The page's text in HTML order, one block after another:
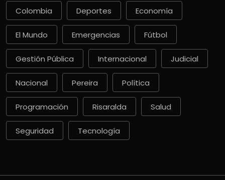
Colombia Deportes Economía
El Mundo Emergencias Fútbol
Gestión Pública Internacional Judicial
Nacional Pereira Política
Programación Risaralda Salud
Seguridad Tecnología